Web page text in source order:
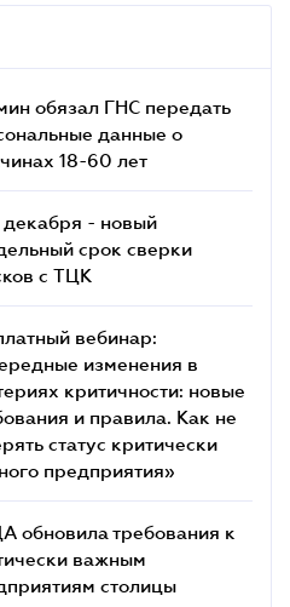
обязал ГНС передать
данные о
18-60 лет
декабря - новый
срок сверки
c ТЦК
вебинар:
изменения в
критичности: новые
и правила. Как не
статус критически
предприятия»
обновила требования к
важным
столицы